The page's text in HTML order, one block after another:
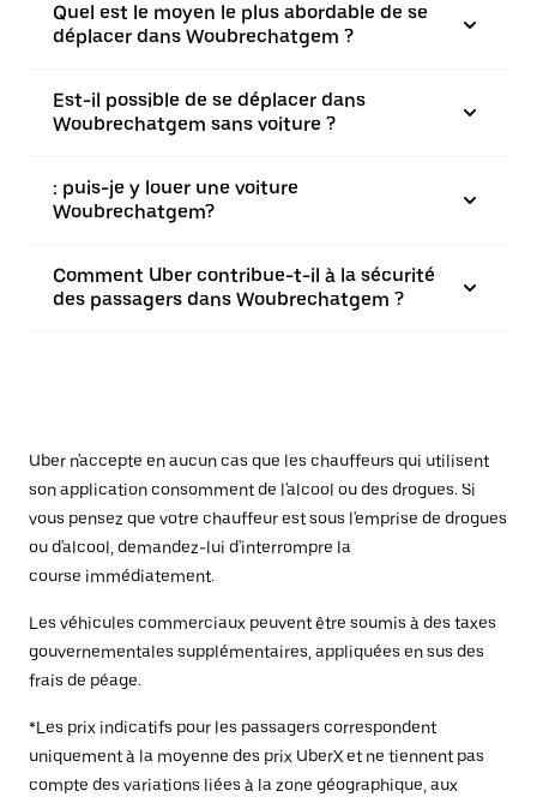
Quel est le moyen le plus abordable de se
déplacer dans Woubrechatgem ?
Est-il possible de se déplacer dans
Woubrechatgem sans voiture ?
: puis-je y louer une voiture
Woubrechatgem?
Comment Uber contribue-t-il à la sécurité
des passagers dans Woubrechatgem ?
Uber n'accepte en aucun cas que les chauffeurs qui utilisent
son application consomment de l'alcool ou des drogues. Si
vous pensez que votre chauffeur est sous l'emprise de drogues
ou d'alcool, demandez-lui d'interrompre la
course immédiatement.
Les véhicules commerciaux peuvent être soumis à des taxes
gouvernementales supplémentaires, appliquées en sus des
frais de péage.
*Les prix indicatifs pour les passagers correspondent
uniquement à la moyenne des prix UberX et ne tiennent pas
compte des variations liées à la zone géographique, aux